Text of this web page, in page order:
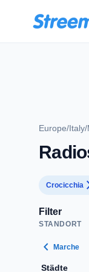
Europe/Italy/
Crocicchia
Filter
STANDORT
chevron_left Marche
Städte